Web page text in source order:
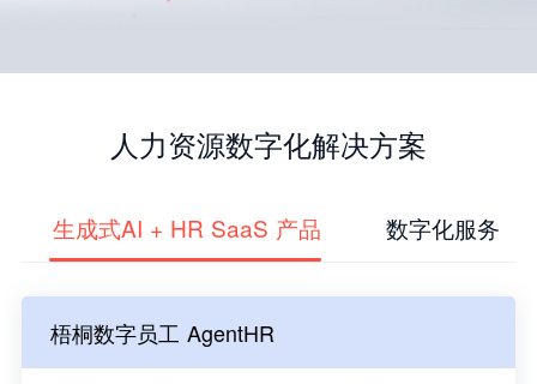
人力资源数字化解决方案
生成式AI + HR SaaS 产品 数字化服务
梧桐数字员工 AgentHR